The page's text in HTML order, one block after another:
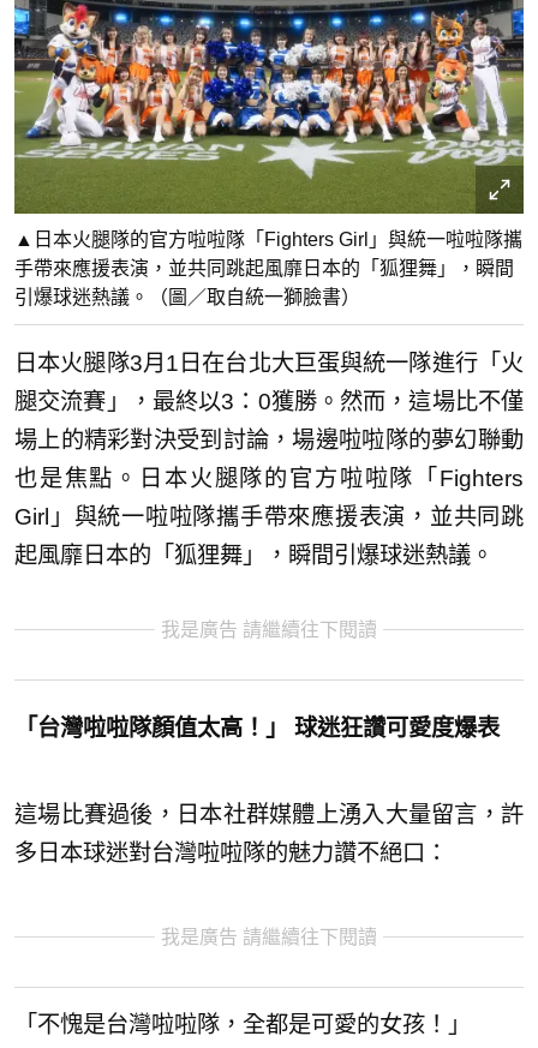
▲日本火腿隊的官方啦啦隊「Fighters Girl」與統一啦啦隊攜
手帶來應援表演，並共同跳起風靡日本的「狐狸舞」，瞬間
引爆球迷熱議。（圖／取自統一獅臉書）
日本火腿隊3月1日在台北大巨蛋與統一隊進行「火
腿交流賽」，最終以3：0獲勝。然而，這場比不僅
場上的精彩對決受到討論，場邊啦啦隊的夢幻聯動
也是焦點。日本火腿隊的官方啦啦隊「Fighters
Girl」與統一啦啦隊攜手帶來應援表演，並共同跳
起風靡日本的「狐狸舞」，瞬間引爆球迷熱議。
我是廣告 請繼續往下閱讀
「台灣啦啦隊顏值太高！」 球迷狂讚可愛度爆表
這場比賽過後，日本社群媒體上湧入大量留言，許
多日本球迷對台灣啦啦隊的魅力讚不絕口：
我是廣告 請繼續往下閱讀
「不愧是台灣啦啦隊，全都是可愛的女孩！」